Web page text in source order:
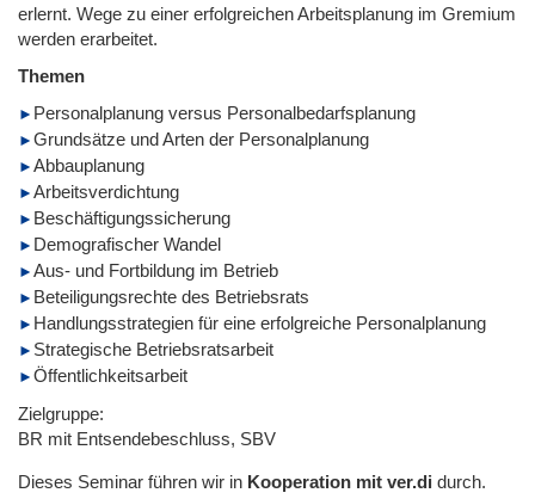
erlernt. Wege zu einer erfolgreichen Arbeitsplanung im Gremium
werden erarbeitet.
Themen
Personalplanung versus Personalbedarfsplanung
Grundsätze und Arten der Personalplanung
Abbauplanung
Arbeitsverdichtung
Beschäftigungssicherung
Demografischer Wandel
Aus- und Fortbildung im Betrieb
Beteiligungsrechte des Betriebsrats
Handlungsstrategien für eine erfolgreiche Personalplanung
Strategische Betriebsratsarbeit
Öffentlichkeitsarbeit
Zielgruppe:
BR mit Entsendebeschluss, SBV
Dieses Seminar führen wir in Kooperation mit ver.di durch.